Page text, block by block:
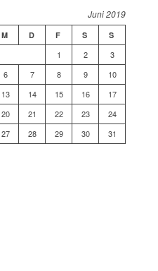
Juni 2019
M D F S S
1 2
3
6 7 8 9
10
13 14 15 16
17
20 21 22 23
24
27 28 29 30 31